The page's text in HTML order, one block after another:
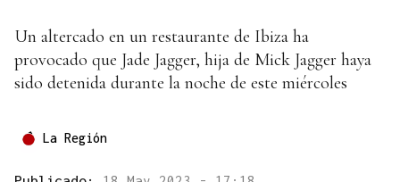
Un altercado en un restaurante de Ibiza ha
provocado que Jade Jagger, hija de Mick Jagger haya
sido detenida durante la noche de este miércoles
La Región